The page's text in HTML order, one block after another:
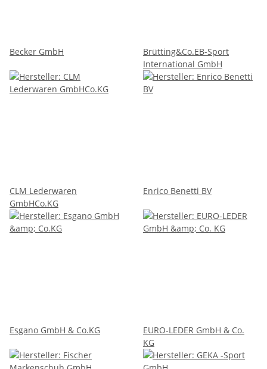
Becker GmbH
Brütting&Co.EB-Sport
International GmbH
CLM Lederwaren
GmbHCo.KG
Enrico Benetti BV
Esgano GmbH & Co.KG
EURO-LEDER GmbH & Co.
KG